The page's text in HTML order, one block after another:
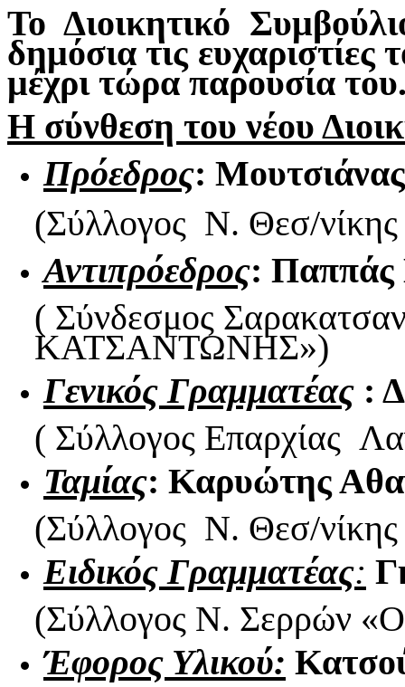
Το Διοικητικό
δημόσια τις
μέχρι τώρα παρουσία
Η σύνθεση του νέου
Πρόεδρος:
(Σύλλογος Ν. Θεσ/
Αντιπρόεδρος: Παππάς
( Σύνδεσμος
ΚΑΤΣΑΝΤΩΝΗΣ»)
Γενικός Γραμματέας :
( Σύλλογος Επαρχίας
Ταμίας: Καρυώτης
(Σύλλογος Ν. Θεσ/
Ειδικός Γραμματέας:
(Σύλλογος Ν. Σερρών
Έφορος Υλικού: